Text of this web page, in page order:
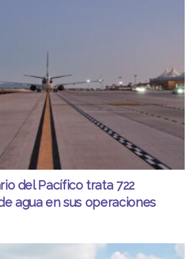
del Pacífico trata 722
agua en sus operaciones